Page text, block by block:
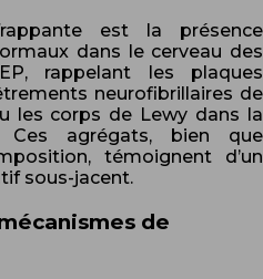
est la présence
dans le cerveau des
rappelant les plaques
neurofibrillaires de
les corps de Lewy dans la
Ces agrégats, bien que
témoignent d’un
sous-jacent.
de